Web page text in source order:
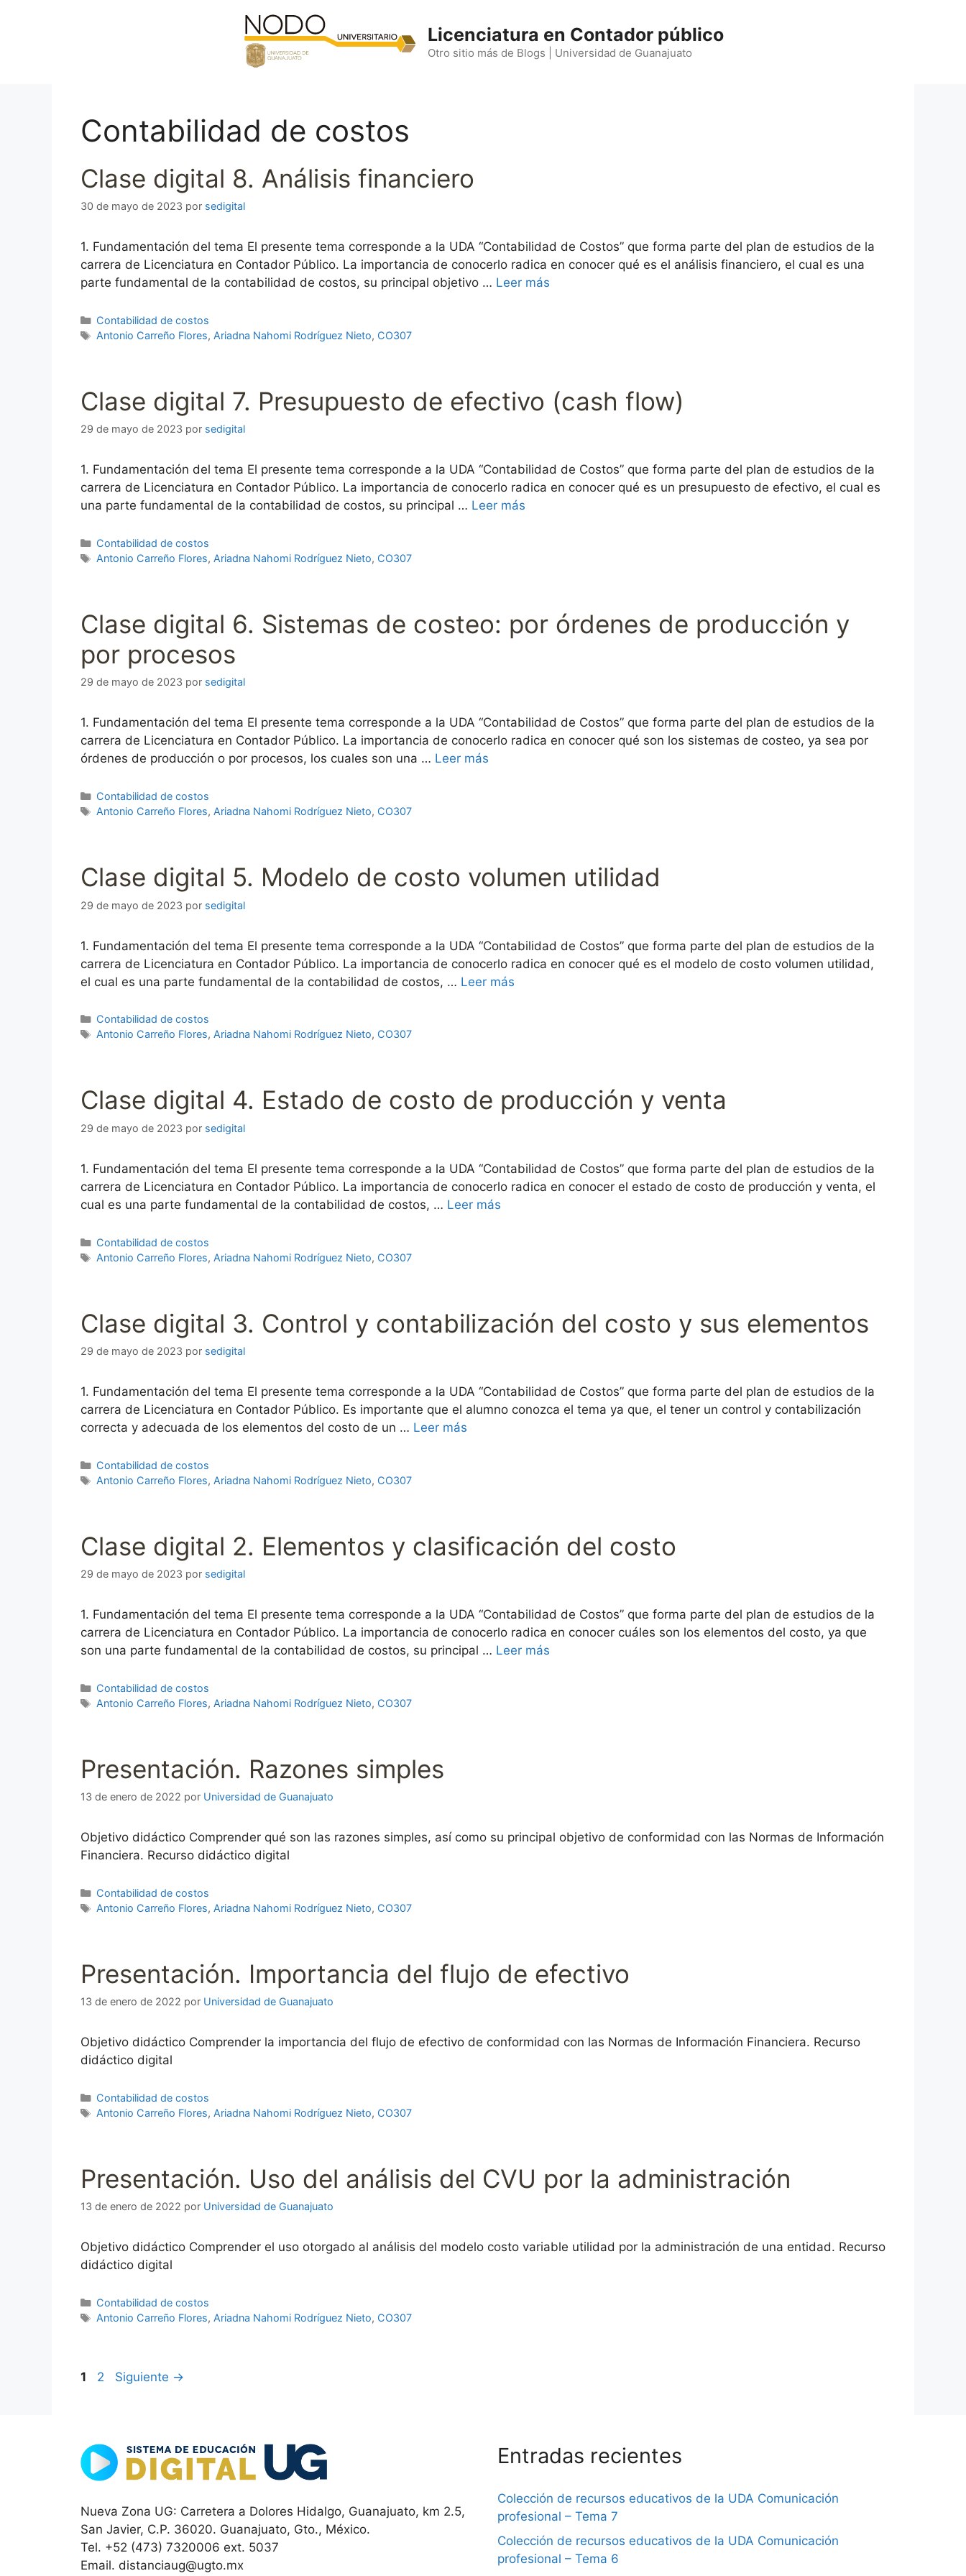
Licenciatura en Contador público
Otro sitio más de Blogs | Universidad de Guanajuato
Contabilidad de costos
Clase digital 8. Análisis financiero
30 de mayo de 2023 por sedigital
1. Fundamentación del tema El presente tema corresponde a la UDA “Contabilidad de Costos” que forma parte del plan de estudios de la
carrera de Licenciatura en Contador Público. La importancia de conocerlo radica en conocer qué es el análisis financiero, el cual es una
parte fundamental de la contabilidad de costos, su principal objetivo … Leer más
Categorías
Contabilidad de costos
Etiquetas
Antonio Carreño Flores, Ariadna Nahomi Rodríguez Nieto, CO307
Clase digital 7. Presupuesto de efectivo (cash flow)
29 de mayo de 2023 por sedigital
1. Fundamentación del tema El presente tema corresponde a la UDA “Contabilidad de Costos” que forma parte del plan de estudios de la
carrera de Licenciatura en Contador Público. La importancia de conocerlo radica en conocer qué es un presupuesto de efectivo, el cual es
una parte fundamental de la contabilidad de costos, su principal … Leer más
Categorías
Contabilidad de costos
Etiquetas
Antonio Carreño Flores, Ariadna Nahomi Rodríguez Nieto, CO307
Clase digital 6. Sistemas de costeo: por órdenes de producción y
por procesos
29 de mayo de 2023 por sedigital
1. Fundamentación del tema El presente tema corresponde a la UDA “Contabilidad de Costos” que forma parte del plan de estudios de la
carrera de Licenciatura en Contador Público. La importancia de conocerlo radica en conocer qué son los sistemas de costeo, ya sea por
órdenes de producción o por procesos, los cuales son una … Leer más
Categorías
Contabilidad de costos
Etiquetas
Antonio Carreño Flores, Ariadna Nahomi Rodríguez Nieto, CO307
Clase digital 5. Modelo de costo volumen utilidad
29 de mayo de 2023 por sedigital
1. Fundamentación del tema El presente tema corresponde a la UDA “Contabilidad de Costos” que forma parte del plan de estudios de la
carrera de Licenciatura en Contador Público. La importancia de conocerlo radica en conocer qué es el modelo de costo volumen utilidad,
el cual es una parte fundamental de la contabilidad de costos, … Leer más
Categorías
Contabilidad de costos
Etiquetas
Antonio Carreño Flores, Ariadna Nahomi Rodríguez Nieto, CO307
Clase digital 4. Estado de costo de producción y venta
29 de mayo de 2023 por sedigital
1. Fundamentación del tema El presente tema corresponde a la UDA “Contabilidad de Costos” que forma parte del plan de estudios de la
carrera de Licenciatura en Contador Público. La importancia de conocerlo radica en conocer el estado de costo de producción y venta, el
cual es una parte fundamental de la contabilidad de costos, … Leer más
Categorías
Contabilidad de costos
Etiquetas
Antonio Carreño Flores, Ariadna Nahomi Rodríguez Nieto, CO307
Clase digital 3. Control y contabilización del costo y sus elementos
29 de mayo de 2023 por sedigital
1. Fundamentación del tema El presente tema corresponde a la UDA “Contabilidad de Costos” que forma parte del plan de estudios de la
carrera de Licenciatura en Contador Público. Es importante que el alumno conozca el tema ya que, el tener un control y contabilización
correcta y adecuada de los elementos del costo de un … Leer más
Categorías
Contabilidad de costos
Etiquetas
Antonio Carreño Flores, Ariadna Nahomi Rodríguez Nieto, CO307
Clase digital 2. Elementos y clasificación del costo
29 de mayo de 2023 por sedigital
1. Fundamentación del tema El presente tema corresponde a la UDA “Contabilidad de Costos” que forma parte del plan de estudios de la
carrera de Licenciatura en Contador Público. La importancia de conocerlo radica en conocer cuáles son los elementos del costo, ya que
son una parte fundamental de la contabilidad de costos, su principal … Leer más
Categorías
Contabilidad de costos
Etiquetas
Antonio Carreño Flores, Ariadna Nahomi Rodríguez Nieto, CO307
Presentación. Razones simples
13 de enero de 2022 por Universidad de Guanajuato
Objetivo didáctico Comprender qué son las razones simples, así como su principal objetivo de conformidad con las Normas de Información
Financiera. Recurso didáctico digital
Categorías
Contabilidad de costos
Etiquetas
Antonio Carreño Flores, Ariadna Nahomi Rodríguez Nieto, CO307
Presentación. Importancia del flujo de efectivo
13 de enero de 2022 por Universidad de Guanajuato
Objetivo didáctico Comprender la importancia del flujo de efectivo de conformidad con las Normas de Información Financiera. Recurso
didáctico digital
Categorías
Contabilidad de costos
Etiquetas
Antonio Carreño Flores, Ariadna Nahomi Rodríguez Nieto, CO307
Presentación. Uso del análisis del CVU por la administración
13 de enero de 2022 por Universidad de Guanajuato
Objetivo didáctico Comprender el uso otorgado al análisis del modelo costo variable utilidad por la administración de una entidad. Recurso
didáctico digital
Categorías
Contabilidad de costos
Etiquetas
Antonio Carreño Flores, Ariadna Nahomi Rodríguez Nieto, CO307
Página
1 Página
2 Siguiente →
Nueva Zona UG: Carretera a Dolores Hidalgo, Guanajuato, km 2.5,
San Javier, C.P. 36020. Guanajuato, Gto., México.
Tel. +52 (473) 7320006 ext. 5037
Email. distanciaug@ugto.mx
Entradas recientes
Colección de recursos educativos de la UDA Comunicación
profesional – Tema 7
Colección de recursos educativos de la UDA Comunicación
profesional – Tema 6